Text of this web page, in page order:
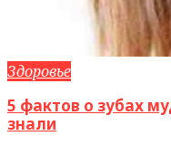
Здоровье
5 фактов о зубах
знали